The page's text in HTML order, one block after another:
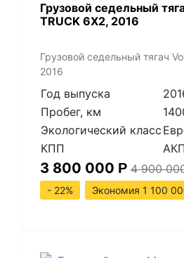
​Грузовой седельный
TRUCK 6X2, 2016
​Грузовой седельный тягач
2016
Год выпуска
Пробег, км
Экологический класс
КПП
3 800 000 Р 4 900
- 22%
Экономия 1 100